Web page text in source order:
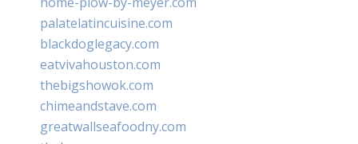
palatelatincuisine.com
blackdoglegacy.com
eatvivahouston.com
thebigshowok.com
chimeandstave.com
greatwallseafoodny.com